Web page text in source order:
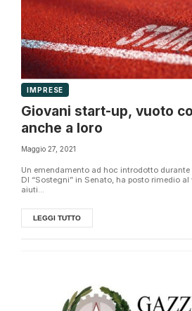
IMPRESE
Giovani start-up, vuoto
anche a loro
Maggio 27, 2021
Un emendamento ad hoc introdotto
Dl “Sostegni” in Senato, ha posto rimedio
aiuti...
LEGGI TUTTO